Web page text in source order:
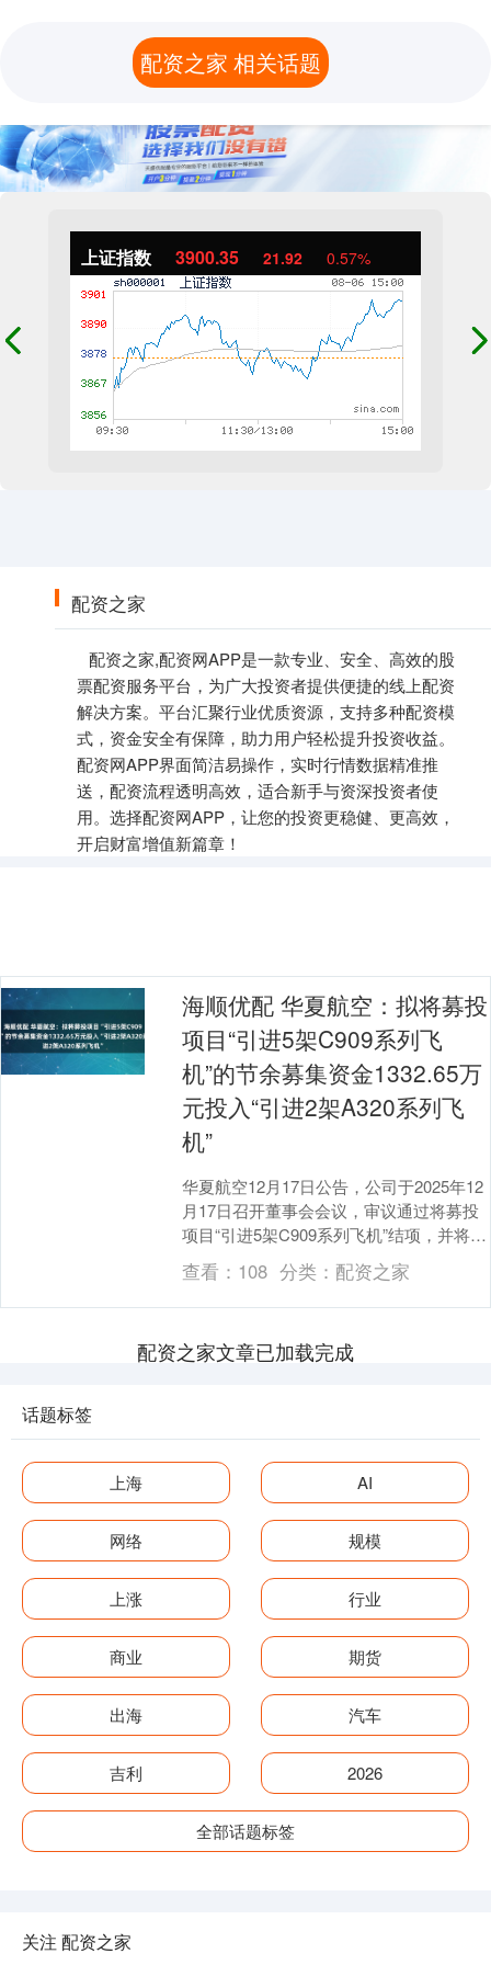
上证指数 3900.35 21.92 0.57%
配资之家
配资之家,配资网APP是一款专业、安全、高效的股
票配资服务平台，为广大投资者提供便捷的线上配资
解决方案。平台汇聚行业优质资源，支持多种配资模
式，资金安全有保障，助力用户轻松提升投资收益。
配资网APP界面简洁易操作，实时行情数据精准推
送，配资流程透明高效，适合新手与资深投资者使
用。选择配资网APP，让您的投资更稳健、更高效，
开启财富增值新篇章！
配资之家 相关话题
海顺优配 华夏航空：拟将募投
项目“引进5架C909系列飞
机”的节余募集资金1332.65万
元投入“引进2架A320系列飞
机”
华夏航空12月17日公告，公司于2025年12
月17日召开董事会会议，审议通过将募投
项目“引进5架C909系列飞机”结项，并将节
余募集资金1332.65万元(包....
查看： 108 分类： 配资之家
配资之家文章已加载完成
话题标签
上海 AI
网络 规模
上涨 行业
商业 期货
出海 汽车
吉利 2026
全部话题标签
关注 配资之家